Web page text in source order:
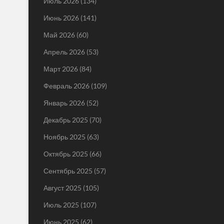
Июнь 2026 (141)
Май 2026 (60)
Апрель 2026 (53)
Март 2026 (84)
Февраль 2026 (109)
Январь 2026 (52)
Декабрь 2025 (70)
Ноябрь 2025 (63)
Октябрь 2025 (66)
Сентябрь 2025 (57)
Август 2025 (105)
Июль 2025 (107)
Июнь 2025 (62)